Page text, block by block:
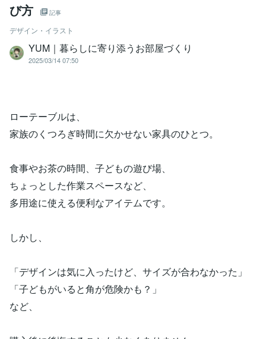
び方
記事
デザイン・イラスト
YUM｜暮らしに寄り添うお部屋づくり
2025/03/14 07:50
ローテーブルは、
家族のくつろぎ時間に欠かせない家具のひとつ。
食事やお茶の時間、子どもの遊び場、
ちょっとした作業スペースなど、
多用途に使える便利なアイテムです。
しかし、
「デザインは気に入ったけど、サイズが合わなかった」
「子どもがいると角が危険かも？」
など、